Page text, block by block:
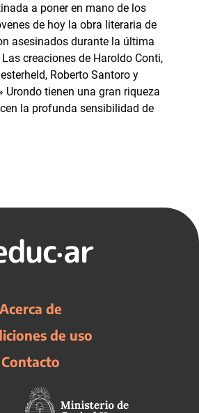
a poner en mano de los
de hoy la obra literaria de
asesinados durante la última
creaciones de Haroldo Conti,
Roberto Santoro y
Urondo tienen una gran riqueza
la profunda sensibilidad de
Acerca de
de uso
Contacto